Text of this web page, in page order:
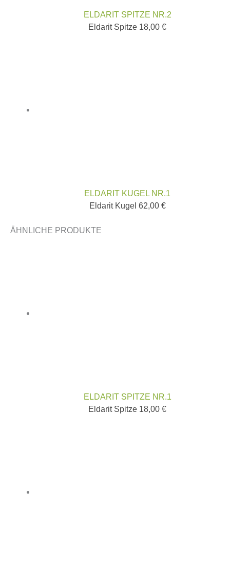
ELDARIT SPITZE NR.2
Eldarit Spitze 18,00 €
ELDARIT KUGEL NR.1
Eldarit Kugel 62,00 €
ÄHNLICHE PRODUKTE
ELDARIT SPITZE NR.1
Eldarit Spitze 18,00 €